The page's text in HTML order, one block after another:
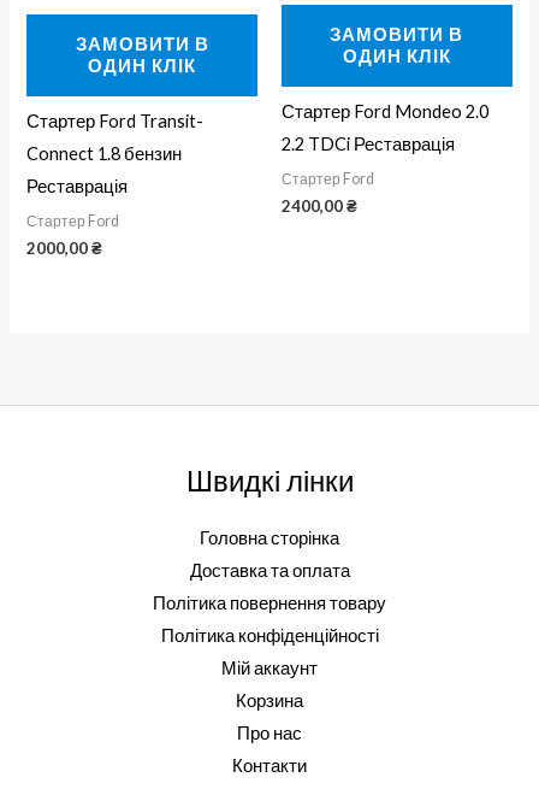
ЗАМОВИТИ В
ОДИН КЛІК
Стартер Ford Transit-
Connect 1.8 бензин
Реставрація
Стартер Ford
2000,00₴
ЗАМОВИТИ В
ОДИН КЛІК
Стартер Ford Mondeo 2.0
2.2 TDCi Реставрація
Стартер Ford
2400,00₴
Швидкі лінки
Головна сторінка
Доставка та оплата
Політика повернення товару
Політика конфіденційності
Мій аккаунт
Корзина
Про нас
Контакти